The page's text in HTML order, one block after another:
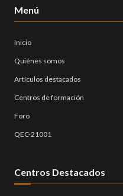
Menú
Inicio
Quiénes somos
Artículos destacados
Centros de formación
Foro
QEC-21001
Centros Destacados